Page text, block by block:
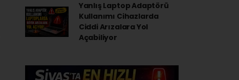
Yanlış Laptop Adaptörü
Kullanımı Cihazlarda
Ciddi Arızalara Yol
Açabiliyor